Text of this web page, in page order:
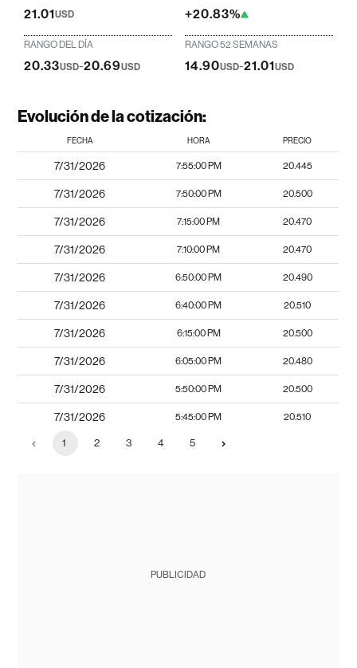
21.01USD +20.83%
RANGO DEL DÍA
20.33USD-20.69USD
RANGO 52 SEMANAS
14.90USD-21.01USD
Evolución de la cotización:
FECHA HORA PRECIO
7/31/2026 7:55:00 PM 20.445
7/31/2026 7:50:00 PM 20.500
7/31/2026 7:15:00 PM 20.470
7/31/2026 7:10:00 PM 20.470
7/31/2026 6:50:00 PM 20.490
7/31/2026 6:40:00 PM 20.510
7/31/2026 6:15:00 PM 20.500
7/31/2026 6:05:00 PM 20.480
7/31/2026 5:50:00 PM 20.500
7/31/2026 5:45:00 PM 20.510
1 2 3 4 5
PUBLICIDAD